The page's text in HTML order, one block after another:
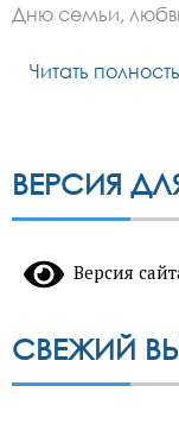
Дню семьи,
Читать
ВЕРСИЯ
Версия
СВЕЖИЙ